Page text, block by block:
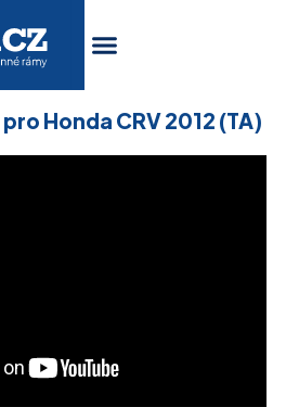
Honda CRV 2012 (TA)